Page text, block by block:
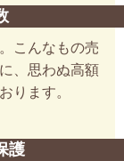
こんなもの売
、思わぬ高額
ります。
護